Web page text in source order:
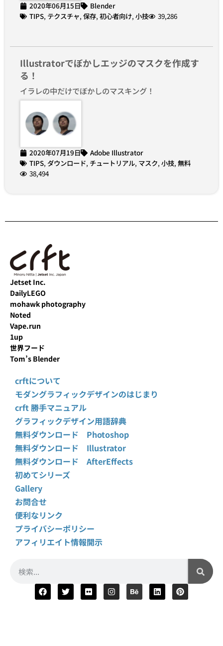
2020年06月15日
Blender
TIPS, テクスチャ, 保存, 初心者向け, 小技 39,286
Illustratorでぼかしエッジのマスクを作成す
る！
イラレの中だけでぼかしのマスキング！
2020年07月19日
Adobe Illustrator
TIPS, ダウンロード, チュートリアル, マスク, 小技, 無料
38,494
Jetset Inc.
DailyLEGO
mohawk photography
Noted
Vape.run
1up
世界フード
Tom’s Blender
crftについて
モダングラフィックデザインのはじまり
crft 勝手マニュアル
グラフィックデザイン用語辞典
無料ダウンロード Photoshop
無料ダウンロード Illustrator
無料ダウンロード AfterEffects
初めてシリーズ
Gallery
お問合せ
便利なリンク
プライバシーポリシー
アフィリエイト情報開示